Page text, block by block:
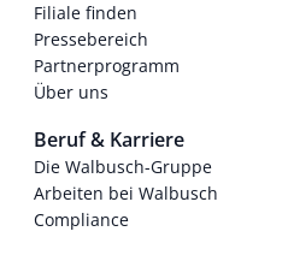
Filiale finden
Pressebereich
Partnerprogramm
Über uns
Beruf & Karriere
Die Walbusch-Gruppe
Arbeiten bei Walbusch
Compliance